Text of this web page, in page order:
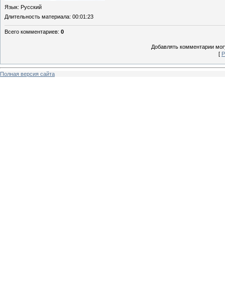
Язык: Русский
Длительность материала: 00:01:23
Всего комментариев: 0
Добавлять комментарии
[
Полная версия сайта